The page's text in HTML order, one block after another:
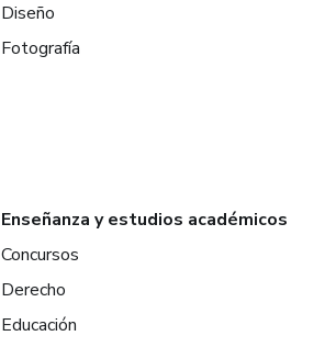
Diseño
Fotografía
Enseñanza y estudios académicos
Concursos
Derecho
Educación